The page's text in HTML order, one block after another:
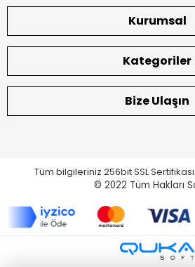
Kurumsal
Kategoriler
Bize Ulaşın
Tüm bilgileriniz 256bit SSL
© 2022 Tüm Hakları